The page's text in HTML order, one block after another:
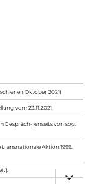
Oktober 2021)
vom 23.11.2021
Gespräch- jenseits von sog.
Aktion 1999: